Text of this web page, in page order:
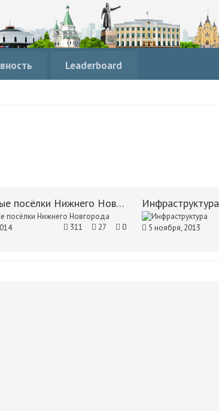
Leaderboard
Коттеджные посёлки Нижнего Новгорода
0
27
311
Инфраструктура
5 ноября, 2013